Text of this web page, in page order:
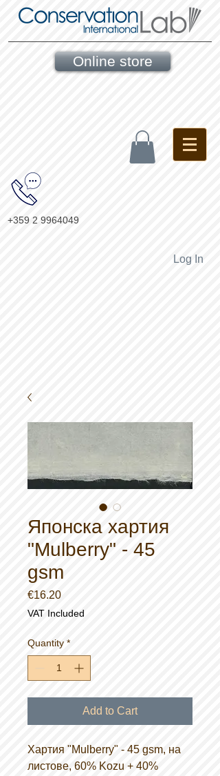
Online store
+359 2 9964049
Log In
Японска хартия
"Mulberry" - 45
gsm
€16.20Price
VAT Included
Quantity *
Add to Cart
Хартия "Mulberry" - 45 gsm, на
листове, 60% Kozu + 40%